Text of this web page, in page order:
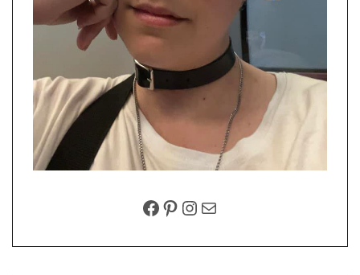
FACEBOOK
PINTEREST
INSTAGRAM
EMAIL